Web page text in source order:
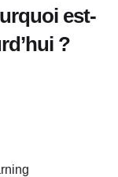
est-
?